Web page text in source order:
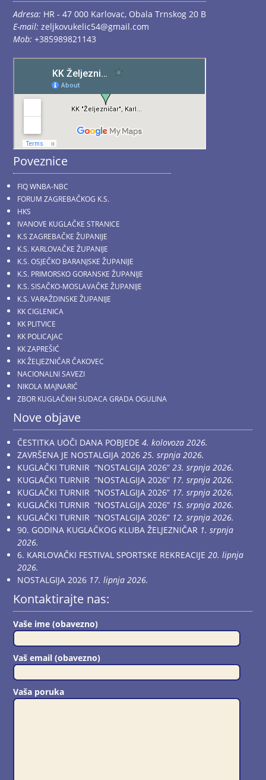
Adresa: HR - 47 000 Karlovac, Obala Trnskog 20 B
E-mail: zeljkovukelic54@gmail.com
Mob: +385989821143
Poveznice
FIQ WNBA-NBC
FORUM ZAGREBAČKOG K.S.
HKS
IVANOVE KUGLAČKE STRANICE
K.S ZAGREBAČKE ŽUPANIJE
K.S. KARLOVAČKE ŽUPANIJE
K.S. OSJEČKO BARANJSKE ŽUPANIJE
K.S. PRIMORSKO GORANSKE ŽUPANIJE
K.S. SISAČKO-MOSLAVAČKE ŽUPANIJE
K.S. VARAŽDINSKE ŽUPANIJE
KK CIGLENICA
KK PLITVICE
KK POLICAJAC
KK ZAPREŠIĆ
KK ŽELJEZNIČAR ČAKOVEC
NACIONALNI SAVEZI
NIKOLA MAJNARIĆ
ZBOR KUGLAČKIH SUDACA GRADA OGULINA
Nove objave
ČESTITKA UOČI DANA POBJEDE 4. kolovoza 2026.
ZAVRŠENA JE NOSTALGIJA 2026 25. srpnja 2026.
KUGLAČKI TURNIR “NOSTALGIJA 2026” 23. srpnja 2026.
KUGLAČKI TURNIR “NOSTALGIJA 2026” 17. srpnja 2026.
KUGLAČKI TURNIR “NOSTALGIJA 2026” 17. srpnja 2026.
KUGLAČKI TURNIR “NOSTALGIJA 2026” 15. srpnja 2026.
KUGLAČKI TURNIR “NOSTALGIJA 2026” 12. srpnja 2026.
90. GODINA KUGLAČKOG KLUBA ŽELJEZNIČAR 1. srpnja
2026.
6. KARLOVAČKI FESTIVAL SPORTSKE REKREACIJE 20. lipnja
2026.
NOSTALGIJA 2026 17. lipnja 2026.
Kontaktirajte nas:
Vaše ime (obavezno)
Vaš email (obavezno)
Vaša poruka